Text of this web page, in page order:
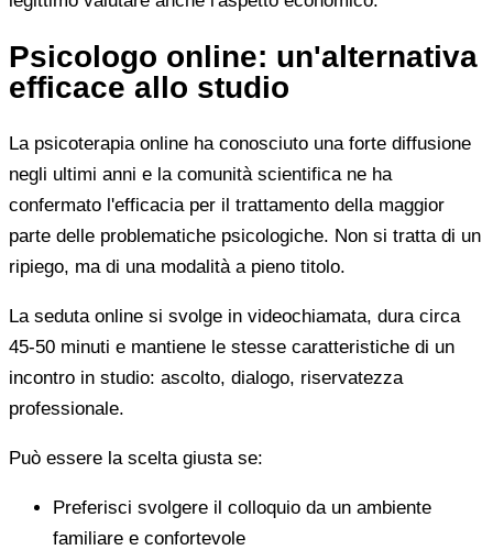
Psicologo online: un'alternativa
efficace allo studio
La psicoterapia online ha conosciuto una forte diffusione
negli ultimi anni e la comunità scientifica ne ha
confermato l'efficacia per il trattamento della maggior
parte delle problematiche psicologiche. Non si tratta di un
ripiego, ma di una modalità a pieno titolo.
La seduta online si svolge in videochiamata, dura circa
45-50 minuti e mantiene le stesse caratteristiche di un
incontro in studio: ascolto, dialogo, riservatezza
professionale.
Può essere la scelta giusta se:
Preferisci svolgere il colloquio da un ambiente
familiare e confortevole